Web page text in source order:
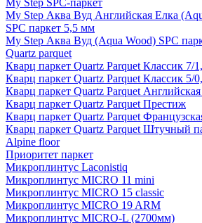
My Step SPC-паркет
My Step Аква Вуд Английская Елка
SPC паркет 5,5 мм
My Step Аква Вуд (Aqua Wood) SPC
Quartz parquet
Кварц паркет Quartz Parquet Классик 7/
Кварц паркет Quartz Parquet Классик 5/
Кварц паркет Quartz Parquet
Кварц паркет Quartz Parquet Престиж
Кварц паркет Quartz Parquet
Кварц паркет Quartz Parquet Штучный
Alpine floor
Приоритет паркет
Микроплинтус Laconistiq
Микроплинтус MICRO 11 mini
Микроплинтус MICRO 15 classic
Микроплинтус MICRO 19 ARM
Микроплинтус MICRO-L (2700мм)